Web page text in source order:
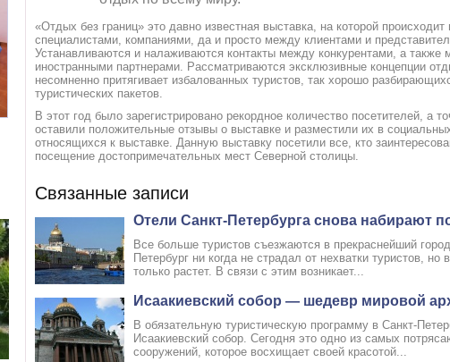
Номер 3(DBL) Номер 4(TWIN)
«Отдых без границ» это давно известная выставка, на которой
специалистами, компаниями, да и просто между клиентами и
Устанавливаются и налаживаются контакты между конкурентами, а также
иностранными партнерами. Рассматриваются эксклюзивные концепции
несомненно притягивает избалованных туристов, так хорошо
туристических пакетов.
В этот год было зарегистрировано рекордное количество посетителей, а
оставили положительные отзывы о выставке и разместили их в
относящихся к выставке. Данную выставку посетили все, кто
посещение достопримечательных мест Северной столицы.
Связанные записи
Отели Санкт-Петербурга снова набирают
Все больше туристов съезжаются в прекраснейший
Петербург ни когда не страдал от нехватки туристов,
только растет. В связи с этим возникает...
Исаакиевский собор — шедевр мировой
В обязательную туристическую программу в Санкт-
Исаакиевский собор. Сегодня это одно из самых
сооружений, которое восхищает своей красотой...